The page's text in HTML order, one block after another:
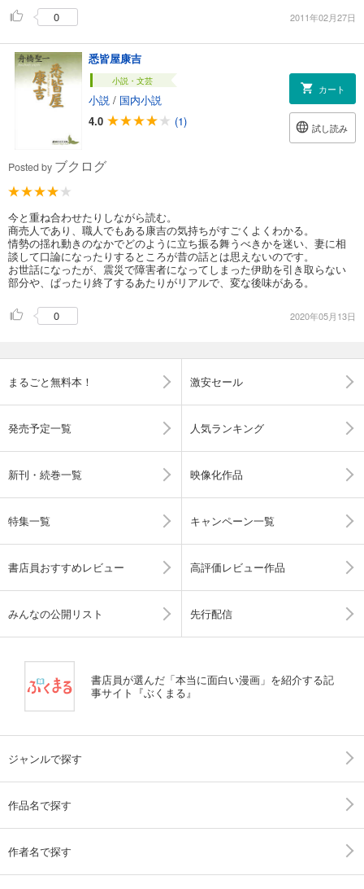
0 2011年02月27日
悉皆屋康吉
小説・文芸
小説 / 国内小説
4.0
(1)
カート
試し読み
Posted by ブクログ
今と重ね合わせたりしながら読む。
商売人であり、職人でもある康吉の気持ちがすごくよくわかる。
情勢の揺れ動きのなかでどのように立ち振る舞うべきかを迷い、妻に相
談して口論になったりするところが昔の話とは思えないのです。
お世話になったが、震災で障害者になってしまった伊助を引き取らない
部分や、ぱったり終了するあたりがリアルで、変な後味がある。
0 2020年05月13日
まるごと無料本！ 激安セール
発売予定一覧 人気ランキング
新刊・続巻一覧 映像化作品
特集一覧 キャンペーン一覧
書店員おすすめレビュー 高評価レビュー作品
みんなの公開リスト 先行配信
書店員が選んだ「本当に面白い漫画」を紹介する記
事サイト『ぶくまる』
ジャンルで探す
作品名で探す
作者名で探す